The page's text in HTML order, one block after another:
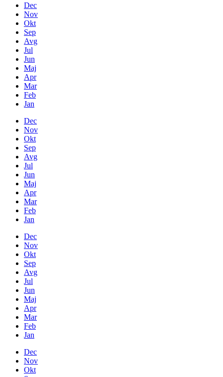
Dec
Nov
Okt
Sep
Avg
Jul
Jun
Maj
Apr
Mar
Feb
Jan
Dec
Nov
Okt
Sep
Avg
Jul
Jun
Maj
Apr
Mar
Feb
Jan
Dec
Nov
Okt
Sep
Avg
Jul
Jun
Maj
Apr
Mar
Feb
Jan
Dec
Nov
Okt